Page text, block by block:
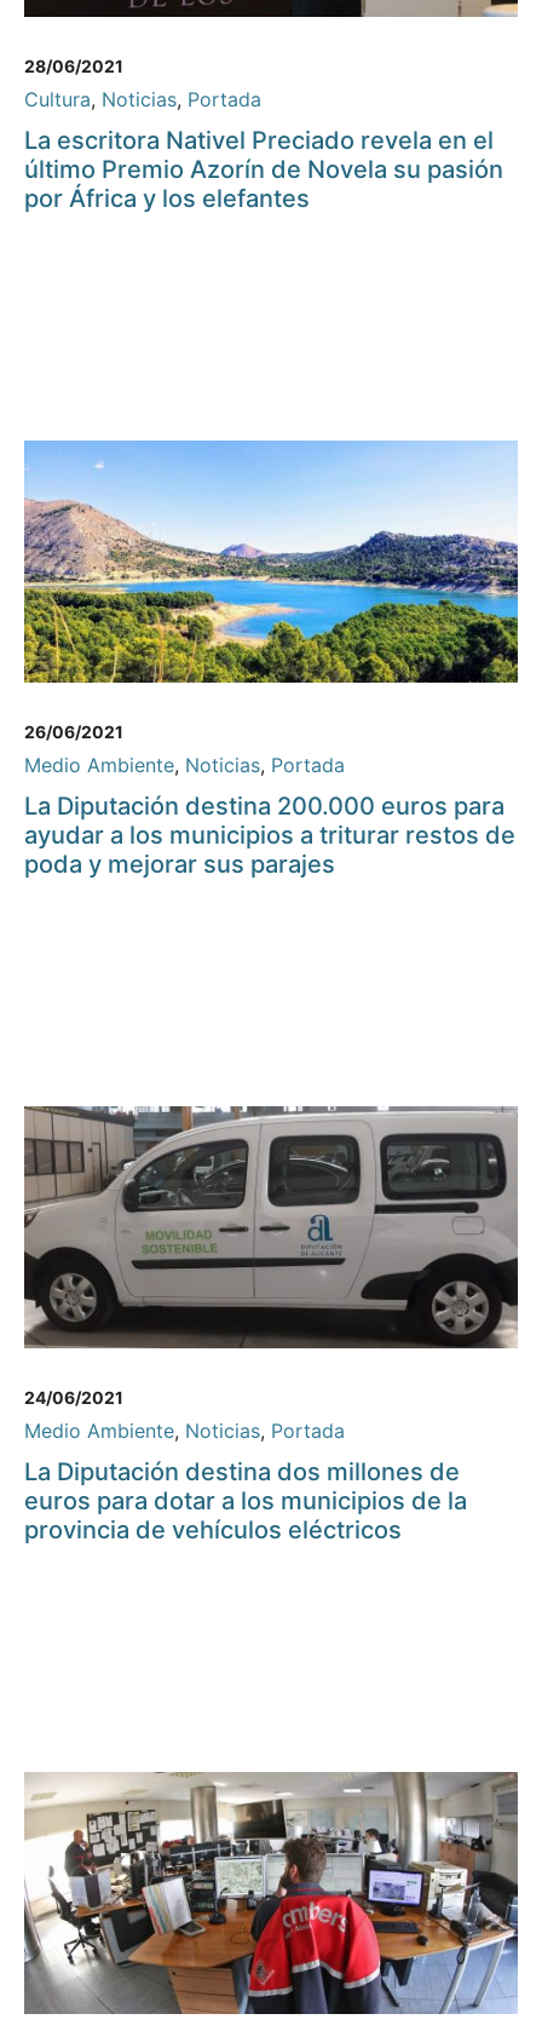
28/06/2021
Cultura, Noticias, Portada
La escritora Nativel Preciado revela en el
último Premio Azorín de Novela su pasión
por África y los elefantes
26/06/2021
Medio Ambiente, Noticias, Portada
La Diputación destina 200.000 euros para
ayudar a los municipios a triturar restos de
poda y mejorar sus parajes
24/06/2021
Medio Ambiente, Noticias, Portada
La Diputación destina dos millones de
euros para dotar a los municipios de la
provincia de vehículos eléctricos